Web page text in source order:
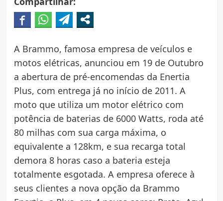
A Brammo, famosa empresa de veículos e
motos elétricas, anunciou em 19 de Outubro
a abertura de pré-encomendas da Enertia
Plus, com entrega já no início de 2011. A
moto que utiliza um motor elétrico com
potência de baterias de 6000 Watts, roda até
80 milhas com sua carga máxima, o
equivalente a 128km, e sua recarga total
demora 8 horas caso a bateria esteja
totalmente esgotada. A empresa oferece à
seus clientes a nova opção da Brammo